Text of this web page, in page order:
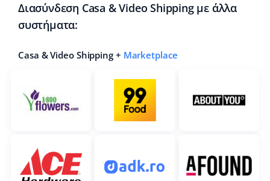
Διασύνδεση Casa & Video Shipping με άλλα
συστήματα:
Casa & Video Shipping + Marketplace